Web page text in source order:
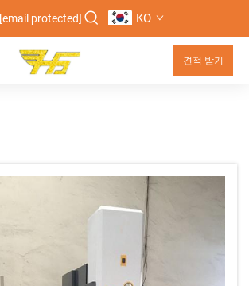
[email protected] KO
견적 받기